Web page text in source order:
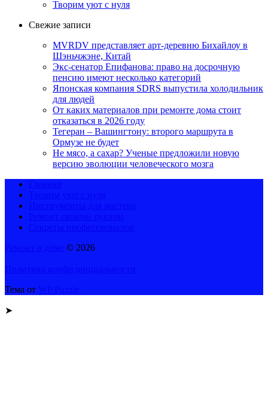
Творим уют с нуля
Свежие записи
MVRDV представляет арт-деревню Бихайлоу в
Шэньчжэне, Китай
Экс-сенатор Епифанова: право на досрочную
пенсию имеют несколько категорий
Японская компания SDRS выпустила холодильник
для людей
От каких материалов при ремонте дома стоит
отказаться в 2026 году
Тегеран – Вашингтону: второго маршрута в
Ормузе не будет
Не мясо, а сахар? Ученые предложили новую
версию эволюции человеческого мозга
© 2026
Тема от
➤